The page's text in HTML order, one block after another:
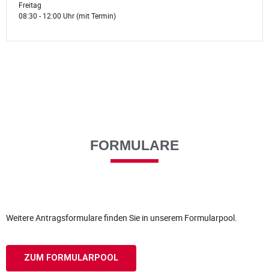
Freitag
08:30 - 12:00 Uhr (mit Termin)
FORMULARE
Weitere Antragsformulare finden Sie in unserem Formularpool.
ZUM FORMULARPOOL